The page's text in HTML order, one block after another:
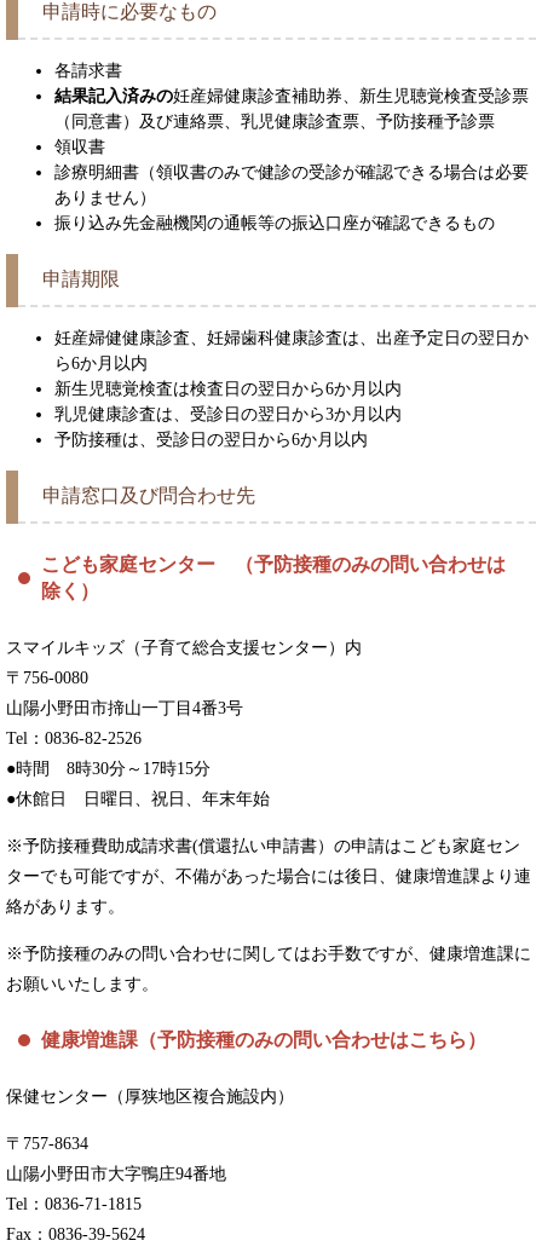
申請時に必要なもの
各請求書
結果記入済みの妊産婦健康診査補助券、新生児聴覚検査受診票
（同意書）及び連絡票、乳児健康診査票、予防接種予診票
領収書
診療明細書（領収書のみで健診の受診が確認できる場合は必要
ありません）
振り込み先金融機関の通帳等の振込口座が確認できるもの
申請期限
妊産婦健健康診査、妊婦歯科健康診査は、出産予定日の翌日か
ら6か月以内
新生児聴覚検査は検査日の翌日から6か月以内
乳児健康診査は、受診日の翌日から3か月以内
予防接種は、受診日の翌日から6か月以内
申請窓口及び問合わせ先
こども家庭センター （予防接種のみの問い合わせは
除く）
スマイルキッズ（子育て総合支援センター）内
〒756-0080
山陽小野田市揥山一丁目4番3号
Tel：0836-82-2526
●時間 8時30分～17時15分
●休館日 日曜日、祝日、年末年始
※予防接種費助成請求書(償還払い申請書）の申請はこども家庭セン
ターでも可能ですが、不備があった場合には後日、健康増進課より連
絡があります。
※予防接種のみの問い合わせに関してはお手数ですが、健康増進課に
お願いいたします。
健康増進課（予防接種のみの問い合わせはこちら）
保健センター（厚狭地区複合施設内）
〒757-8634
山陽小野田市大字鴨庄94番地
Tel：0836-71-1815
Fax：0836-39-5624